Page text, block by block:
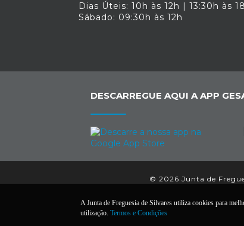
Dias Úteis: 10h às 12h | 13:30h às
Sábado: 09:30h às 12h
DESCARREGUE AQUI A APP
© 2026 Junta de
A Junta de Freguesia de Silvares utiliza cookies para
utilização. Termos e Condições